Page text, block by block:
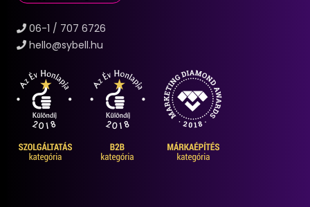
06-1 / 707 6726
hello@sybell.hu